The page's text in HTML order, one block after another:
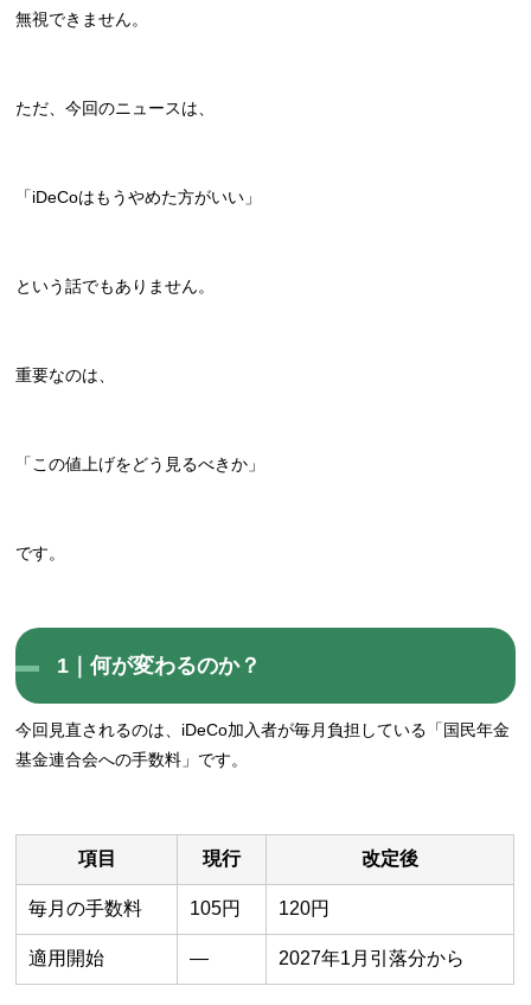
無視できません。
ただ、今回のニュースは、
「iDeCoはもうやめた方がいい」
という話でもありません。
重要なのは、
「この値上げをどう見るべきか」
です。
1｜何が変わるのか？
今回見直されるのは、iDeCo加入者が毎月負担している「国民年金
基金連合会への手数料」です。
項目 現行 改定後
毎月の手数料 105円 120円
適用開始 ― 2027年1月引落分から